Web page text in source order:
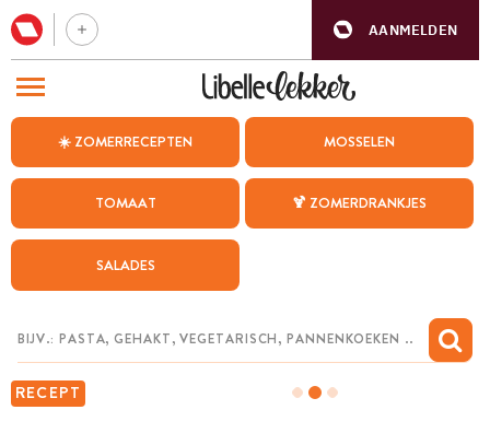
AANMELDEN
☀️ ZOMERRECEPTEN MOSSELEN
TOMAAT 🍹 ZOMERDRANKJES
SALADES
RECEPT
BEZOEK ONZE ANDERE WEBSITES
WEEKMENU
CHAT MET MAIA
MIJN BEWAARDE RECEPTEN